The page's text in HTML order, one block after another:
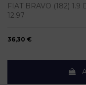
FIAT BRAVO (182) 1.9
12.97
36,30 €